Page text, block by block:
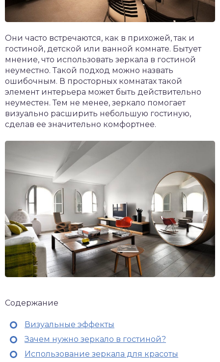
Они часто встречаются, как в прихожей, так и
гостиной, детской или ванной комнате. Бытует
мнение, что использовать зеркала в гостиной
неуместно. Такой подход можно назвать
ошибочным. В просторных комнатах такой
элемент интерьера может быть действительно
неуместен. Тем не менее, зеркало помогает
визуально расширить небольшую гостиную,
сделав ее значительно комфортнее.
Содержание
Визуальные эффекты
Зачем нужно зеркало в гостиной?
Использование зеркала для красоты